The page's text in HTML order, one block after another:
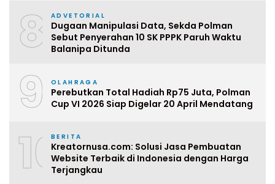
8 ADVETORIAL
Dugaan Manipulasi Data, Sekda Polman
Sebut Penyerahan 10 SK PPPK Paruh Waktu
Balanipa Ditunda
9 OLAHRAGA
Perebutkan Total Hadiah Rp75 Juta, Polman
Cup VI 2026 Siap Digelar 20 April Mendatang
10BERITA
Kreatornusa.com: Solusi Jasa Pembuatan
Website Terbaik di Indonesia dengan Harga
Terjangkau